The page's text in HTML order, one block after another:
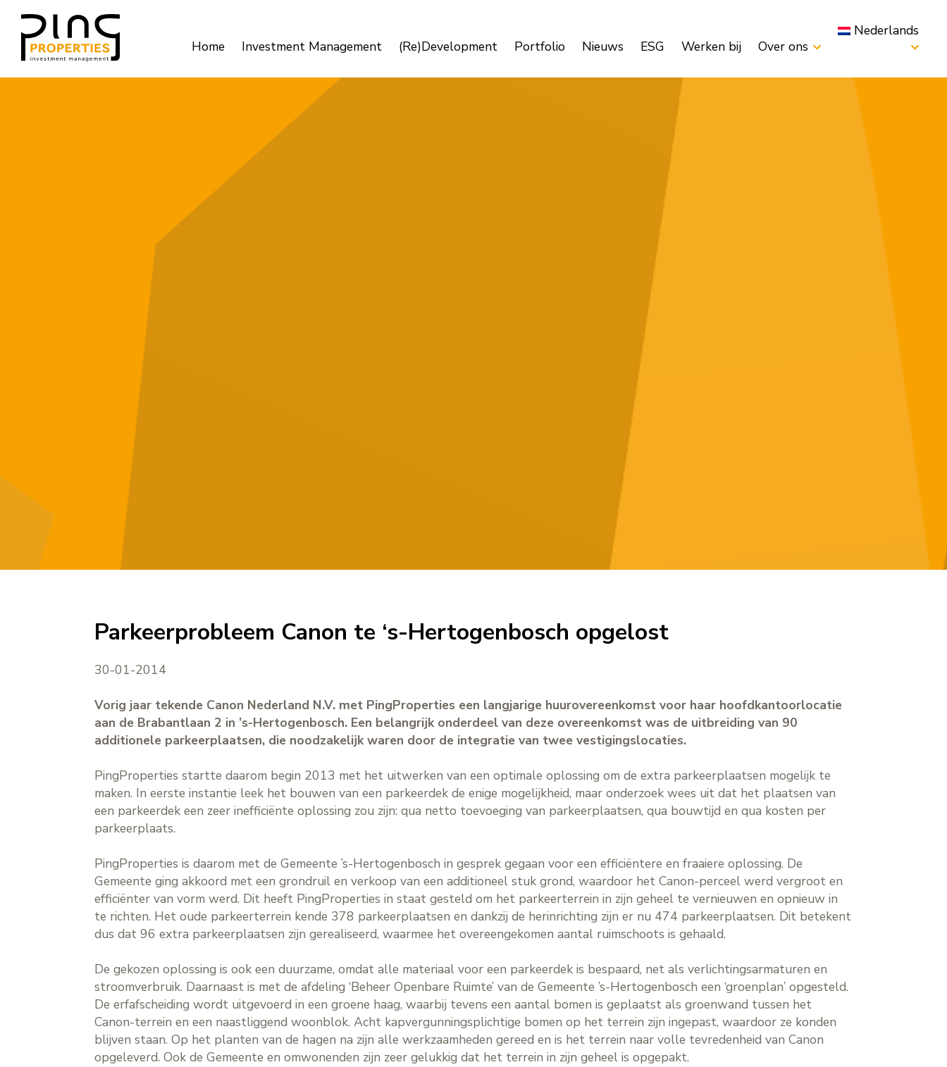
Home Investment Management (Re)Development Portfolio Nieuws ESG Werken bij Over ons
Nederlands
Parkeerprobleem Canon te ‘s-Hertogenbosch opgelost
30-01-2014
Vorig jaar tekende Canon Nederland N.V. met PingProperties een langjarige huurovereenkomst voor haar hoofdkantoorlocatie
aan de Brabantlaan 2 in ’s-Hertogenbosch. Een belangrijk onderdeel van deze overeenkomst was de uitbreiding van 90
additionele parkeerplaatsen, die noodzakelijk waren door de integratie van twee vestigingslocaties.
PingProperties startte daarom begin 2013 met het uitwerken van een optimale oplossing om de extra parkeerplaatsen mogelijk te
maken. In eerste instantie leek het bouwen van een parkeerdek de enige mogelijkheid, maar onderzoek wees uit dat het plaatsen van
een parkeerdek een zeer inefficiënte oplossing zou zijn: qua netto toevoeging van parkeerplaatsen, qua bouwtijd en qua kosten per
parkeerplaats.
PingProperties is daarom met de Gemeente ’s-Hertogenbosch in gesprek gegaan voor een efficiëntere en fraaiere oplossing. De
Gemeente ging akkoord met een grondruil en verkoop van een additioneel stuk grond, waardoor het Canon-perceel werd vergroot en
efficiënter van vorm werd. Dit heeft PingProperties in staat gesteld om het parkeerterrein in zijn geheel te vernieuwen en opnieuw in
te richten. Het oude parkeerterrein kende 378 parkeerplaatsen en dankzij de herinrichting zijn er nu 474 parkeerplaatsen. Dit betekent
dus dat 96 extra parkeerplaatsen zijn gerealiseerd, waarmee het overeengekomen aantal ruimschoots is gehaald.
De gekozen oplossing is ook een duurzame, omdat alle materiaal voor een parkeerdek is bespaard, net als verlichtingsarmaturen en
stroomverbruik. Daarnaast is met de afdeling ‘Beheer Openbare Ruimte’ van de Gemeente ’s-Hertogenbosch een ‘groenplan’ opgesteld.
De erfafscheiding wordt uitgevoerd in een groene haag, waarbij tevens een aantal bomen is geplaatst als groenwand tussen het
Canon-terrein en een naastliggend woonblok. Acht kapvergunningsplichtige bomen op het terrein zijn ingepast, waardoor ze konden
blijven staan. Op het planten van de hagen na zijn alle werkzaamheden gereed en is het terrein naar volle tevredenheid van Canon
opgeleverd. Ook de Gemeente en omwonenden zijn zeer gelukkig dat het terrein in zijn geheel is opgepakt.